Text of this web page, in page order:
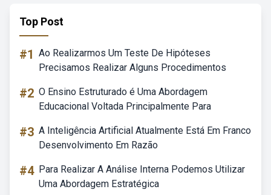
Top Post
#1 Ao Realizarmos Um Teste De Hipóteses
Precisamos Realizar Alguns Procedimentos
#2 O Ensino Estruturado é Uma Abordagem
Educacional Voltada Principalmente Para
#3 A Inteligência Artificial Atualmente Está Em Franco
Desenvolvimento Em Razão
#4 Para Realizar A Análise Interna Podemos Utilizar
Uma Abordagem Estratégica